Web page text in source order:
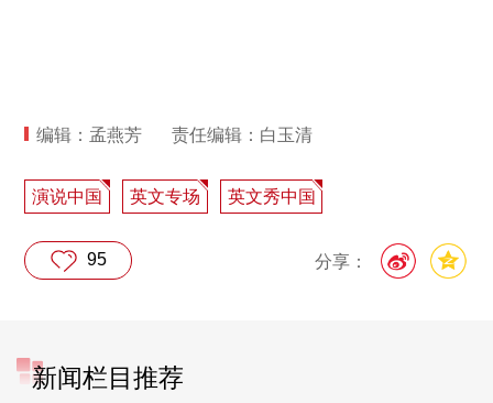
编辑：孟燕芳 责任编辑：白玉清
演说中国 英文专场 英文秀中国
分享：
95
新闻栏目推荐